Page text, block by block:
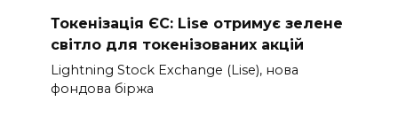
Токенізація ЄС: Lise отримує зелене
світло для токенізованих акцій
Lightning Stock Exchange (Lise), нова
фондова біржа